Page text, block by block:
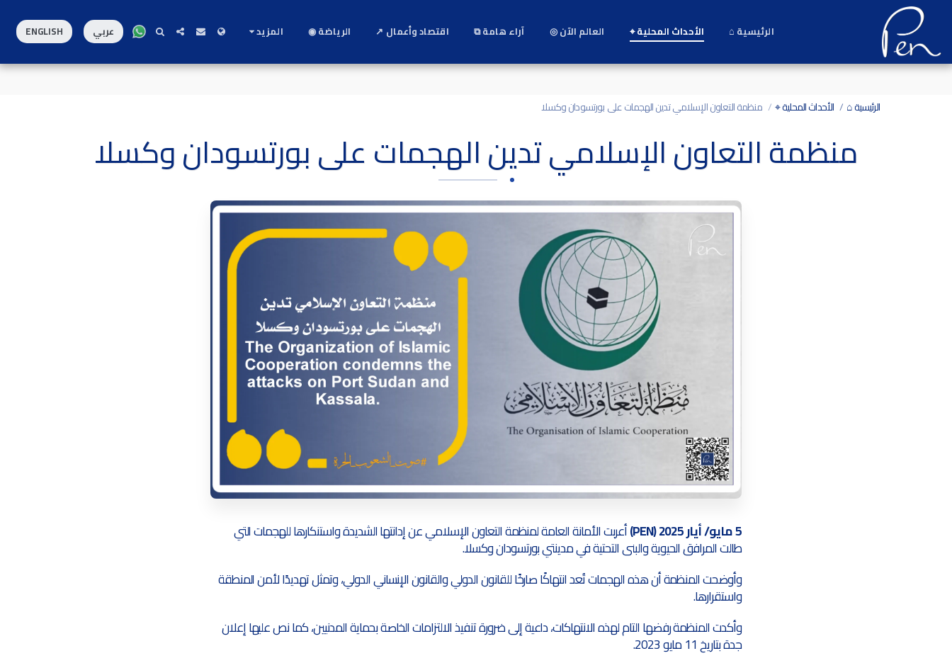
Date and time 7/8/2026 2:56:17 التاريخ والوقت
الرئيسية ⌂ الأحداث المحلية ⌖ العالم الآن ◎ آراء هامة ⧉ اقتصاد وأعمال ↗ الرياضة ◉ المزيد عربي ENGLISH
الرئيسية ⌂ الأحداث المحلية ⌖ منظمة التعاون الإسلامي تدين الهجمات على بورتسودان وكسلا
منظمة التعاون الإسلامي تدين الهجمات على بورتسودان وكسلا
5 مايو/ أيار 2025 (PEN) أعربت الأمانة العامة لمنظمة التعاون الإسلامي عن إدانتها الشديدة واستنكارها للهجمات التي
طالت المرافق الحيوية والبنى التحتية في مدينتي بورتسودان وكسلا.
وأوضحت المنظمة أن هذه الهجمات تُعد انتهاكًا صارخًا للقانون الدولي والقانون الإنساني الدولي، وتمثل تهديدًا لأمن المنطقة
واستقرارها.
وأكدت المنظمة رفضها التام لهذه الانتهاكات، داعية إلى ضرورة تنفيذ الالتزامات الخاصة بحماية المدنيين، كما نص عليها إعلان
جدة بتاريخ 11 مايو 2023.